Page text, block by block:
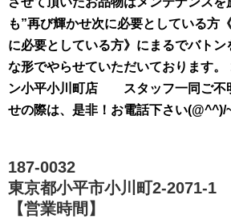
も”再び輝かせ次に必要としている
に必要としている方》にまるでバトン
な形でやらせていただいております。
ン小平小川町店 スタッフ一同ご不
せの際は、是非！お電話下さい(@^^)/
187-0032
東京都小平市小川町2-2071-1
【営業時間】